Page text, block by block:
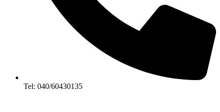
Tel: 040/60430135